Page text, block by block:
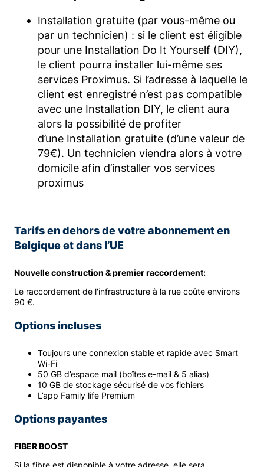
Installation gratuite (par vous-même ou
par un technicien) : si le client est éligible
pour une Installation Do It Yourself (DIY),
le client pourra installer lui-même ses
services Proximus. Si l’adresse à laquelle le
client est enregistré n’est pas compatible
avec une Installation DIY, le client aura
alors la possibilité de profiter
d’une Installation gratuite (d’une valeur de
79€). Un technicien viendra alors à votre
domicile afin d’installer vos services
proximus
Tarifs en dehors de votre abonnement en
Belgique et dans l’UE
Nouvelle construction & premier raccordement:
Le raccordement de l'infrastructure à la rue coûte environs
90 €.
Options incluses
Toujours une connexion stable et rapide avec Smart
Wi-Fi
50 GB d’espace mail (boîtes e-mail & 5 alias)
10 GB de stockage sécurisé de vos fichiers
L’app Family life Premium
Options payantes
FIBER BOOST
Si la fibre est disponible à votre adresse, elle sera